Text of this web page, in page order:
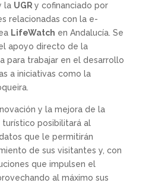
la UGR y cofinanciado por
relacionadas con la e-
LifeWatch en Andalucía. Se
apoyo directo de la
para trabajar en el desarrollo
a iniciativas como la
y la mejora de la
posibilitará al
que le permitirán
de sus visitantes y, con
que impulsen el
al máximo sus